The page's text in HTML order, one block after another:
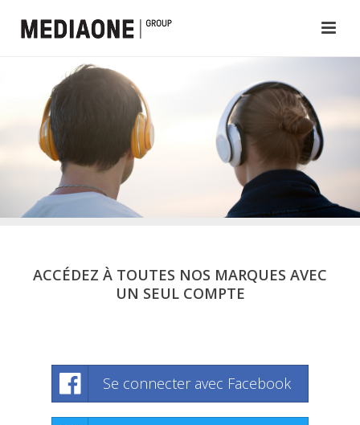
ACCÉDEZ À TOUTES NOS MARQUES AVEC
UN SEUL COMPTE
Se connecter avec Facebook